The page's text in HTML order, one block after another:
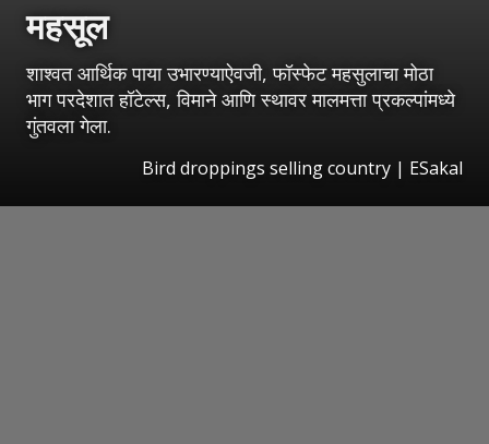
महसूल
शाश्वत आर्थिक पाया उभारण्याऐवजी, फॉस्फेट महसुलाचा मोठा
भाग परदेशात हॉटेल्स, विमाने आणि स्थावर मालमत्ता प्रकल्पांमध्ये
गुंतवला गेला.
Bird droppings selling country | ESakal